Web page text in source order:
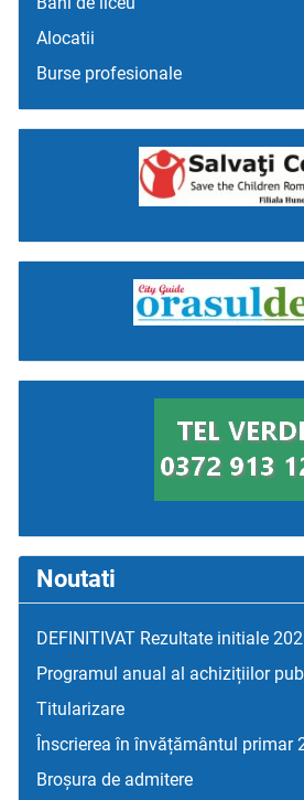
Alocatii
Burse profesionale
Noutati
DEFINITIVAT Rezultate initiale
Programul anual al achizițiilor
Titularizare
Înscrierea în învățământul primar
Broșura de admitere